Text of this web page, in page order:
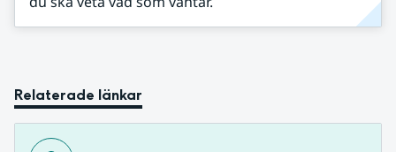
Relaterade länkar